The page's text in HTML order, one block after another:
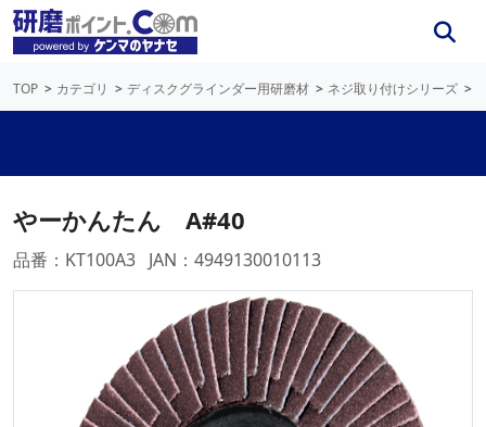
TOP カテゴリ ディスクグラインダー用研磨材 ネジ取り付けシリーズ
やーかんたん A#40
品番：KT100A3 JAN：4949130010113